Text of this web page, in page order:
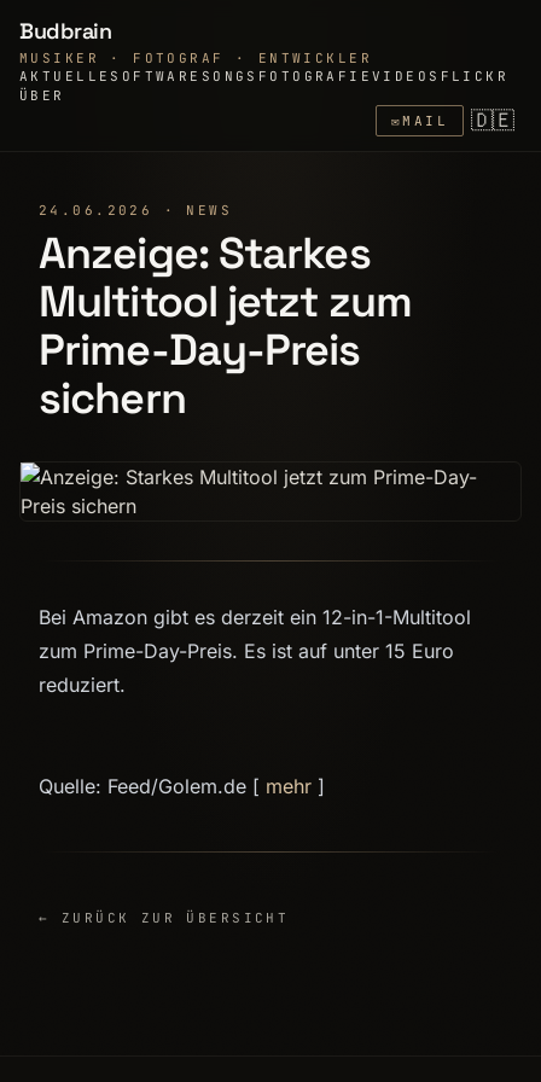
Budbrain
MUSIKER · FOTOGRAF · ENTWICKLER
AKTUELLE SOFTWARE SONGS FOTOGRAFIEVIDEOS FLICKR
ÜBER
✉MAIL 🇩🇪
24.06.2026 · NEWS
Anzeige: Starkes
Multitool jetzt zum
Prime-Day-Preis
sichern
Bei Amazon gibt es derzeit ein 12-in-1-Multitool
zum Prime-Day-Preis. Es ist auf unter 15 Euro
reduziert.
Quelle: Feed/Golem.de [ mehr ]
← ZURÜCK ZUR ÜBERSICHT